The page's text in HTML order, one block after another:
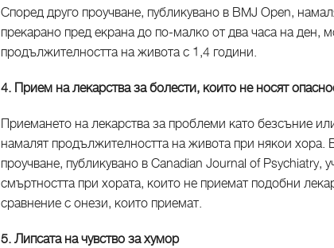
Според друго проучване, публикувано в BMJ Open,
прекарано пред екрана до по-малко от два часа на ден,
продължителността на живота с 1,4 години.
4. Прием на лекарства за болести, които не носят
Приемането на лекарства за проблеми като безсъние
намалят продължителността на живота при някои
проучване, публикувано в Canadian Journal of Psychiatry,
смъртността при хората, които не приемат подобни
сравнение с онези, които приемат.
5. Липсата на чувство за хумор